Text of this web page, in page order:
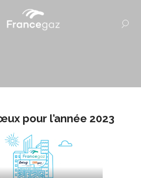
pour l’année 2023